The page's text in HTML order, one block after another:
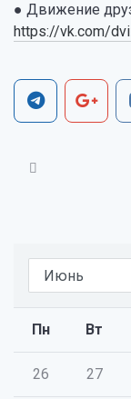
Пн Вт
26 27
● Движение
https://vk.com/